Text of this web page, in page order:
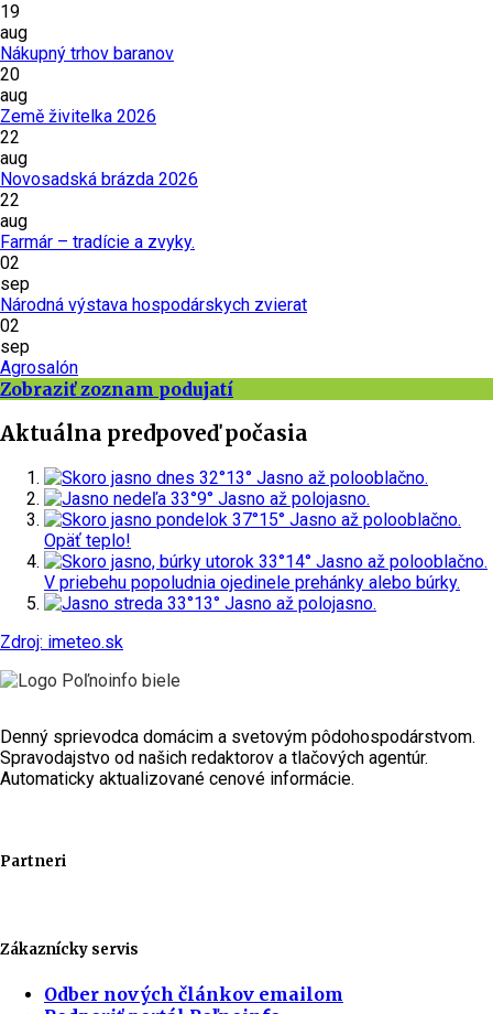
19
aug
Nákupný trhov baranov
20
aug
Země živitelka 2026
22
aug
Novosadská brázda 2026
22
aug
Farmár – tradície a zvyky.
02
sep
Národná výstava hospodárskych zvierat
02
sep
Agrosalón
Zobraziť zoznam podujatí
Aktuálna predpoveď počasia
dnes 32°13° Jasno až polooblačno.
nedeľa 33°9° Jasno až polojasno.
pondelok 37°15° Jasno až polooblačno.
Opäť teplo!
utorok 33°14° Jasno až polooblačno.
V priebehu popoludnia ojedinele prehánky alebo búrky.
streda 33°13° Jasno až polojasno.
Zdroj: imeteo.sk
Denný sprievodca domácim a svetovým pôdohospodárstvom.
Spravodajstvo od našich redaktorov a tlačových agentúr.
Automaticky aktualizované cenové informácie.
Partneri
Zákaznícky servis
Odber nových článkov emailom